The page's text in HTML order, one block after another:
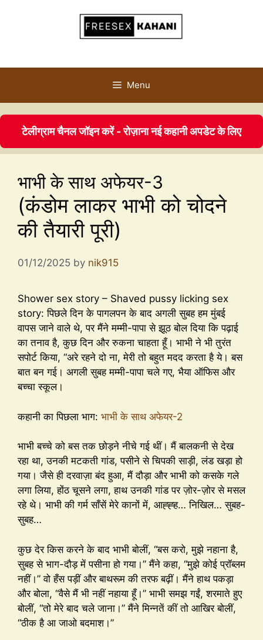
Menu
टेलीग्राम चैनल जॉइन करें - रोज़ाना नई कहानी अपडेट के लिए
भाभी के साथ अफेयर-3
(कंडोम लाकर भाभी को चोदने
की तैयारी पूरी)
01/12/2025 by nik915
Shower sex story – Shaved pussy licking sex
story: पिछले दिन के पागलपन के बाद अगली सुबह हम मुंबई
वापस जाने वाले थे, पर मैंने मम्मी-पापा से झूठ बोल दिया कि पढ़ाई
का तनाव है, कुछ दिन और रुकना चाहता हूँ। भाभी ने भी तुरंत
सपोर्ट किया, “अरे रहने दो ना, मेरी तो बहुत मदद करता है ये। बस
बात बन गई। अगली सुबह मम्मी-पापा चले गए, भैया ऑफिस और
बच्चा स्कूल।
कहानी का पिछला भाग: भाभी के साथ अफेयर-2
भाभी बच्चे को बस तक छोड़ने नीचे गई थीं। मैं बालकनी से देख
रहा था, उनकी मटकती गांड, पसीने से चिपकी साड़ी, लंड खड़ा हो
गया। जैसे ही दरवाज़ा बंद हुआ, मैं दौड़ा और भाभी को कसके गले
लगा लिया, होंठ चूसने लगा, हाथ उनकी गांड पर ज़ोर-ज़ोर से मसल
रहे थे। भाभी की गर्म साँसें मेरे कानों में, आह्ह्ह… निखिल… सुबह-
सुबह…
कुछ देर किस करने के बाद भाभी बोलीं, “बस करो, मुझे नहाना है,
सुबह से भाग-दौड़ में पसीना हो गया।” मैंने कहा, “मुझे कोई प्रॉब्लम
नहीं।” वो हँस पड़ीं और बाथरूम की तरफ बढ़ीं। मैंने हाथ पकड़ा
और बोला, “वैसे मैं भी नहीं नहाया हूँ।” भाभी समझ गईं, शरमाते हुए
बोलीं, “तो मेरे बाद चले जाना।” मैंने मिन्नतें कीं तो आखिर बोलीं,
“ठीक है आ जाओ बदमाश।”